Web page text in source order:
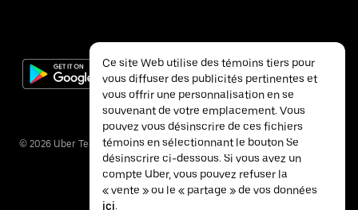
© 2026 Uber Technologies inc.
Ce site Web utilise des témoins tiers pour
vous diffuser des publicités pertinentes et
vous offrir une personnalisation en se
souvenant de votre emplacement. Vous
pouvez vous désinscrire de ces fichiers
témoins en sélectionnant le bouton Se
désinscrire ci-dessous. Si vous avez un
compte Uber, vous pouvez refuser la
« vente » ou le « partage » de vos données
ici.